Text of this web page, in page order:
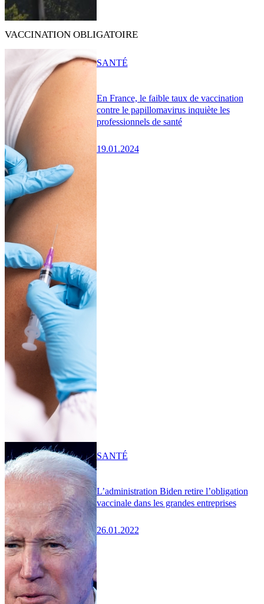
VACCINATION OBLIGATOIRE
En France, le faible taux de vaccination
contre le papillomavirus inquiète les
professionnels de santé
19.01.2024
SANTÉ
L’administration Biden retire l’obligation
vaccinale dans les grandes entreprises
26.01.2022
SANTÉ